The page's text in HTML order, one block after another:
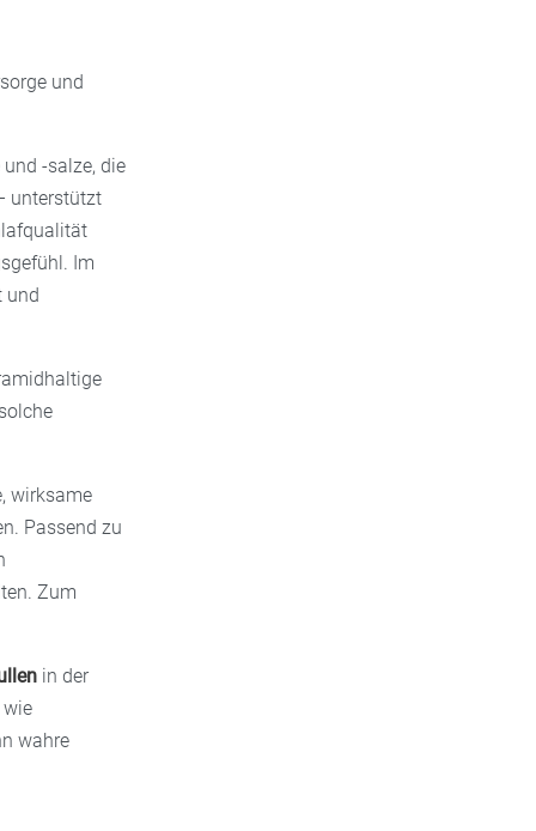
und
-salze, die
unterstützt
Im
und
wirksame
Passend zu
Zum
in der
wahre